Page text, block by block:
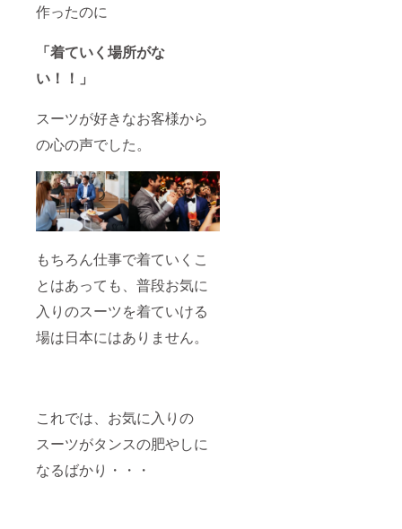
作ったのに
「着ていく場所がな
い！！」
スーツが好きなお客様から
の心の声でした。
もちろん仕事で着ていくこ
とはあっても、普段お気に
入りのスーツを着ていける
場は日本にはありません。
これでは、お気に入りの
スーツがタンスの肥やしに
なるばかり・・・